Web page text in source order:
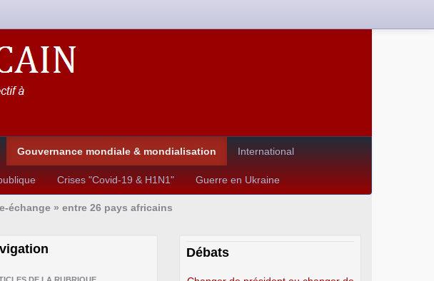
Gouvernance mondiale & mondialisation International
Crises "Covid-19 & H1N1" Guerre en Ukraine
échange » entre 26 pays africains
Débats